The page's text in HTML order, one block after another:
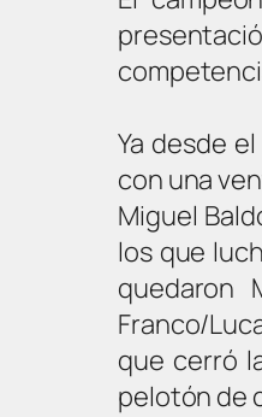
Ya desde
con una
Miguel
los que
quedaron
Franco/
que cerró
pelotón de